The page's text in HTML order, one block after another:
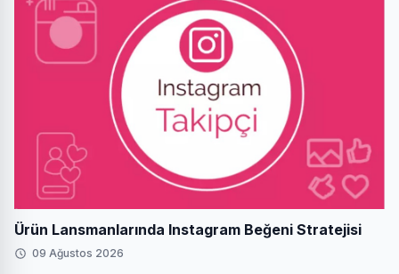
Ürün Lansmanlarında Instagram Beğeni Stratejisi
09 Ağustos 2026